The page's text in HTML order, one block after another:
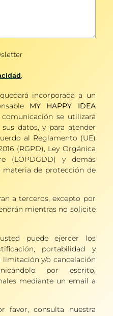
incorporada a un
MY HAPPY IDEA
comunicación se utilizará
datos, y para atender
al Reglamento (UE)
(RGPD), Ley Orgánica
(LOPDGDD) y demás
de protección de
a terceros, excepto por
mientras no solicite
puede ejercer los
portabilidad y
limitación y/o cancelación
por escrito,
mediante un email a
favor, consulta nuestra